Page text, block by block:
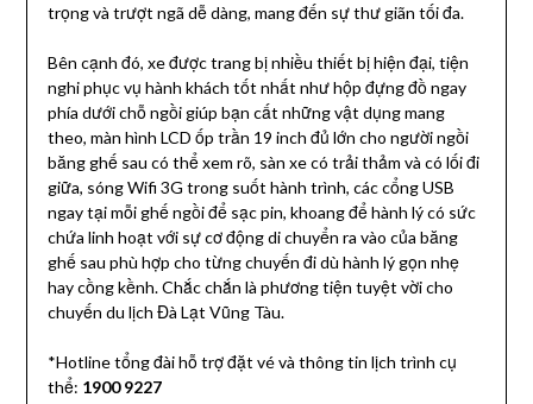
trọng và trượt ngã dễ dàng, mang đến sự thư giãn tối đa.
Bên cạnh đó, xe được trang bị nhiều thiết bị hiện đại, tiện
nghi phục vụ hành khách tốt nhất như hộp đựng đồ ngay
phía dưới chỗ ngồi giúp bạn cất những vật dụng mang
theo, màn hình LCD ốp trần 19 inch đủ lớn cho người ngồi
băng ghế sau có thể xem rõ, sàn xe có trải thảm và có lối đi
giữa, sóng Wifi 3G trong suốt hành trình, các cổng USB
ngay tại mỗi ghế ngồi để sạc pin, khoang để hành lý có sức
chứa linh hoạt với sự cơ động di chuyển ra vào của băng
ghế sau phù hợp cho từng chuyến đi dù hành lý gọn nhẹ
hay cồng kềnh. Chắc chắn là phương tiện tuyệt vời cho
chuyến du lịch Đà Lạt Vũng Tàu.
*Hotline tổng đài hỗ trợ đặt vé và thông tin lịch trình cụ
thể: 1900 9227